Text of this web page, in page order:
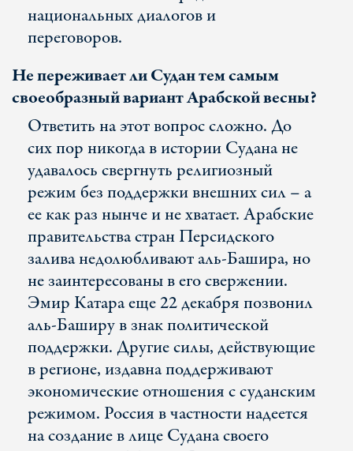
национальных диалогов и
переговоров.
Не переживает ли Судан тем самым
своеобразный вариант Арабской весны?
Ответить на этот вопрос сложно. До
сих пор никогда в истории Судана не
удавалось свергнуть религиозный
режим без поддержки внешних сил – а
ее как раз нынче и не хватает. Арабские
правительства стран Персидского
залива недолюбливают аль-Башира, но
не заинтересованы в его свержении.
Эмир Катара еще 22 декабря позвонил
аль-Баширу в знак политической
поддержки. Другие силы, действующие
в регионе, издавна поддерживают
экономические отношения с суданским
режимом. Россия в частности надеется
на создание в лице Судана своего